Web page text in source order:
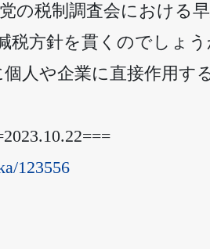
の税制調査会における
方針を貫くのでしょ
人や企業に直接作用す
123556